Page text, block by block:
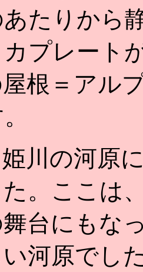
たりから
プレート
根＝アル
川の河原
。ここは
台にもな
河原でし